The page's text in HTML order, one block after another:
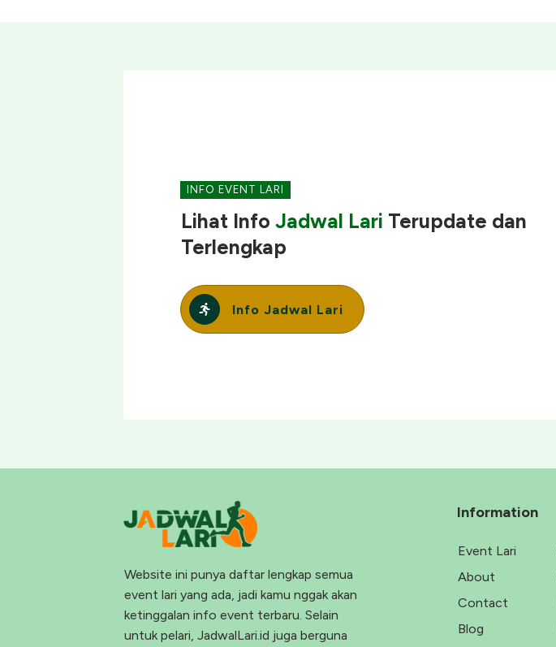
INFO EVENT LARI
Lihat Info Jadwal Lari Terupdate dan
Terlengkap
Info Jadwal Lari
Website ini punya daftar lengkap semua
event lari yang ada, jadi kamu nggak akan
ketinggalan info event terbaru. Selain
untuk pelari, JadwalLari.id juga berguna
Information
Event Lari
About
Contact
Blog